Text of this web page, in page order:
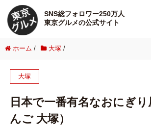
SNS総フォロワー250万人
東京グルメの公式サイト
ホーム / 大塚 /
大塚
日本で一番有名なおにぎ
んご 大塚）